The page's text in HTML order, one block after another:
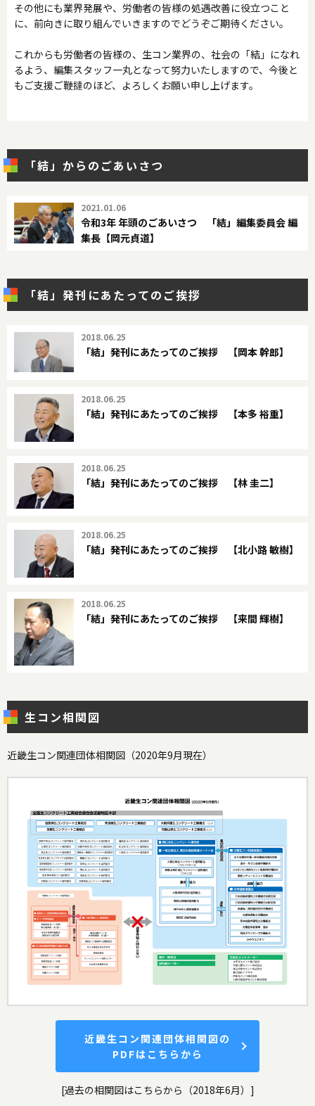
その他にも業界発展や、労働者の皆様の処遇改善に役立つこと
に、前向きに取り組んでいきますのでどうぞご期待ください。
これからも労働者の皆様の、生コン業界の、社会の「結」になれ
るよう、編集スタッフ一丸となって努力いたしますので、今後と
もご支援ご鞭撻のほど、よろしくお願い申し上げます。
「結」からのごあいさつ
2021.01.06
令和3年 年頭のごあいさつ 「結」編集委員会 編
集長【岡元貞道】
「結」発刊にあたってのご挨拶
2018.06.25
「結」発刊にあたってのご挨拶 【岡本 幹郎】
2018.06.25
「結」発刊にあたってのご挨拶 【本多 裕重】
2018.06.25
「結」発刊にあたってのご挨拶 【林 圭二】
2018.06.25
「結」発刊にあたってのご挨拶 【北小路 敏樹】
2018.06.25
「結」発刊にあたってのご挨拶 【来間 輝樹】
生コン相関図
近畿生コン関連団体相関図（2020年9月現在）
近畿生コン関連団体相関図の
PDFはこちらから
[過去の相関図はこちらから（2018年6月）]